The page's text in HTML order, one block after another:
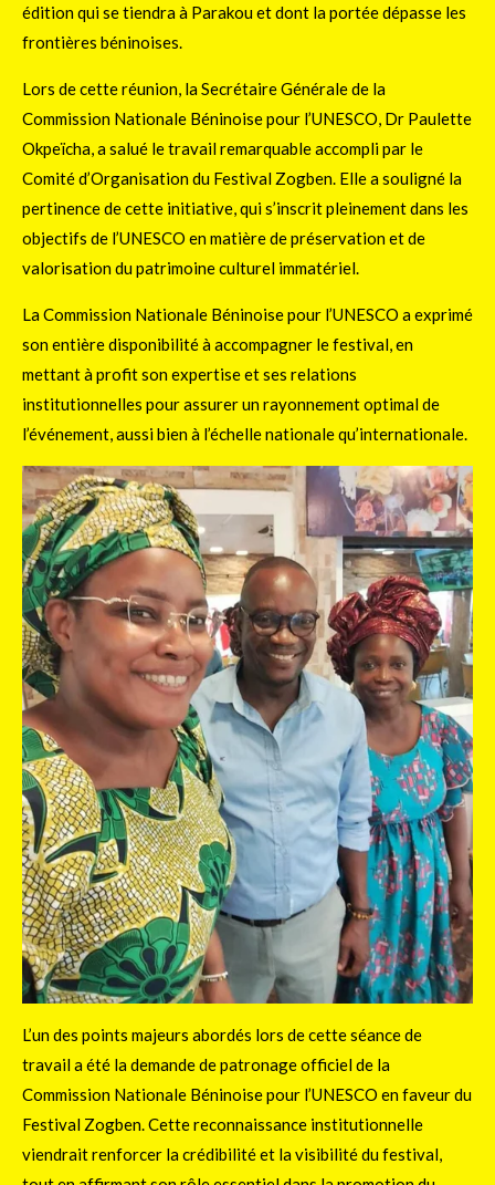
édition qui se tiendra à Parakou et dont la portée dépasse les
frontières béninoises.
Lors de cette réunion, la Secrétaire Générale de la
Commission Nationale Béninoise pour l’UNESCO, Dr Paulette
Okpeïcha, a salué le travail remarquable accompli par le
Comité d’Organisation du Festival Zogben. Elle a souligné la
pertinence de cette initiative, qui s’inscrit pleinement dans les
objectifs de l’UNESCO en matière de préservation et de
valorisation du patrimoine culturel immatériel.
La Commission Nationale Béninoise pour l’UNESCO a exprimé
son entière disponibilité à accompagner le festival, en
mettant à profit son expertise et ses relations
institutionnelles pour assurer un rayonnement optimal de
l’événement, aussi bien à l’échelle nationale qu’internationale.
L’un des points majeurs abordés lors de cette séance de
travail a été la demande de patronage officiel de la
Commission Nationale Béninoise pour l’UNESCO en faveur du
Festival Zogben. Cette reconnaissance institutionnelle
viendrait renforcer la crédibilité et la visibilité du festival,